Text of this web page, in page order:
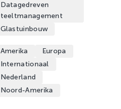
Datagedreven
teeltmanagement
Glastuinbouw
Amerika
Europa
Internationaal
Nederland
Noord-Amerika